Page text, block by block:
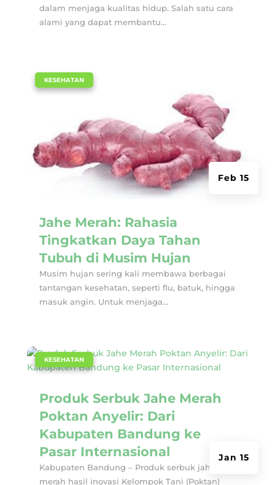
dalam menjaga kualitas hidup. Salah satu cara
alami yang dapat membantu...
Jahe Merah: Rahasia
Tingkatkan Daya Tahan
Tubuh di Musim Hujan
Feb 15
KESEHATAN
Musim hujan sering kali membawa berbagai
tantangan kesehatan, seperti flu, batuk, hingga
masuk angin. Untuk menjaga...
Produk Serbuk Jahe Merah
Poktan Anyelir: Dari
Kabupaten Bandung ke
Pasar Internasional
Jan 15
KESEHATAN
Kabupaten Bandung – Produk serbuk jahe
merah hasil inovasi Kelompok Tani (Poktan)